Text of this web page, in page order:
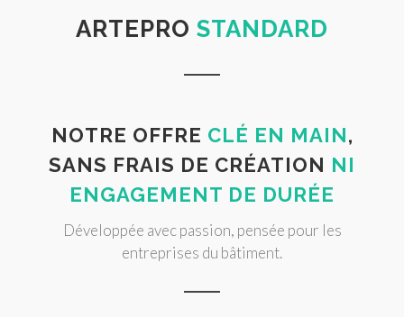
ARTEPRO STANDARD
NOTRE OFFRE CLÉ EN MAIN,
SANS FRAIS DE CRÉATION NI
ENGAGEMENT DE DURÉE
Développée avec passion, pensée pour les
entreprises du bâtiment.